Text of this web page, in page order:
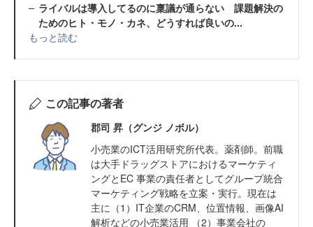
ライバルは導入してるのに稟議が通らない 課題解決の
ためのヒト・モノ・カネ、どうすれば良いの...
もっと読む
この記事の著者
郡司 昇（グンジ ノボル）
小売業のICT活用研究所代表。薬剤師。前職
は大手ドラッグストアにおけるマーケティ
ングとEC 事業の責任者としてグループ統合
マーケティング戦略を立案・実行。現在は
主に（1）IT企業のCRM、位置情報、画像AI
解析などの小売業活用 （2）事業会社の